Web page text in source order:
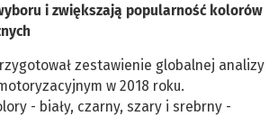
i zwiększają popularność kolorów
zestawienie globalnej analizy
w 2018 roku.
- biały, czarny, szary i srebrny -